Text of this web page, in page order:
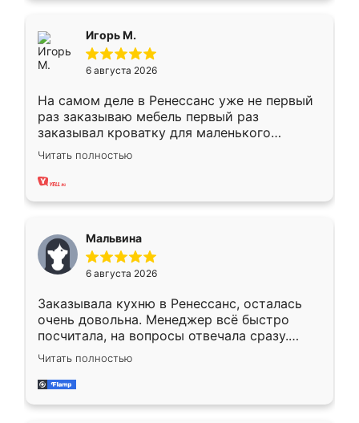
Игорь М.
6 августа 2026
На самом деле в Ренессанс уже не первый
раз заказываю мебель первый раз
заказывал кроватку для маленького
ребёнка при его рождении ,во второй раз
заказал шкаф-купе. По качеству очень
хорошее сборка достаточно быстрая,
меньше, здесь же он более разнообразный.
Мне нравится ,если что-то потребуется из
мебели буду заказывать только здесь.
Читать полностью
Мальвина
6 августа 2026
Заказывала кухню в Ренессанс, осталась
очень довольна. Менеджер всё быстро
посчитала, на вопросы отвечала сразу.
Замерщик приехал в субботу, подошёл к
делу со всей ответственностью. Собрали
за день, ребята работали аккуратно, даже
Читать полностью